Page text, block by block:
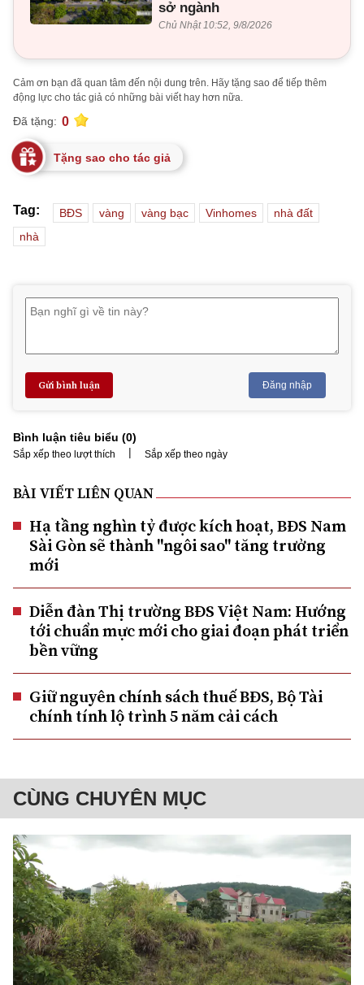
sở ngành
Chủ Nhật 10:52, 9/8/2026
Cảm ơn bạn đã quan tâm đến nội dung trên. Hãy tặng sao để tiếp thêm
động lực cho tác giả có những bài viết hay hơn nữa.
Đã tặng: 0
Tặng sao cho tác giả
Tag: BĐS vàng vàng bạc Vinhomes
nhà đất
nhà
Gửi bình luận Đăng nhập
Bình luận tiêu biểu (0)
Sắp xếp theo lượt thích | Sắp xếp theo ngày
BÀI VIẾT LIÊN QUAN
Hạ tầng nghìn tỷ được kích hoạt, BĐS Nam
Sài Gòn sẽ thành "ngôi sao" tăng trưởng
mới
Diễn đàn Thị trường BĐS Việt Nam: Hướng
tới chuẩn mực mới cho giai đoạn phát triển
bền vững
Giữ nguyên chính sách thuế BĐS, Bộ Tài
chính tính lộ trình 5 năm cải cách
CÙNG CHUYÊN MỤC